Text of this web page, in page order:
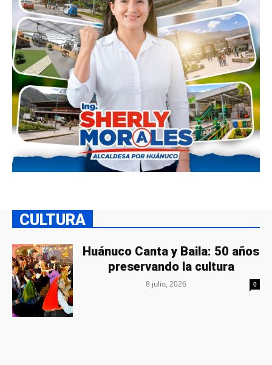
CULTURA
Huánuco Canta y Baila: 50 años
preservando la cultura
8 julio, 2026 0